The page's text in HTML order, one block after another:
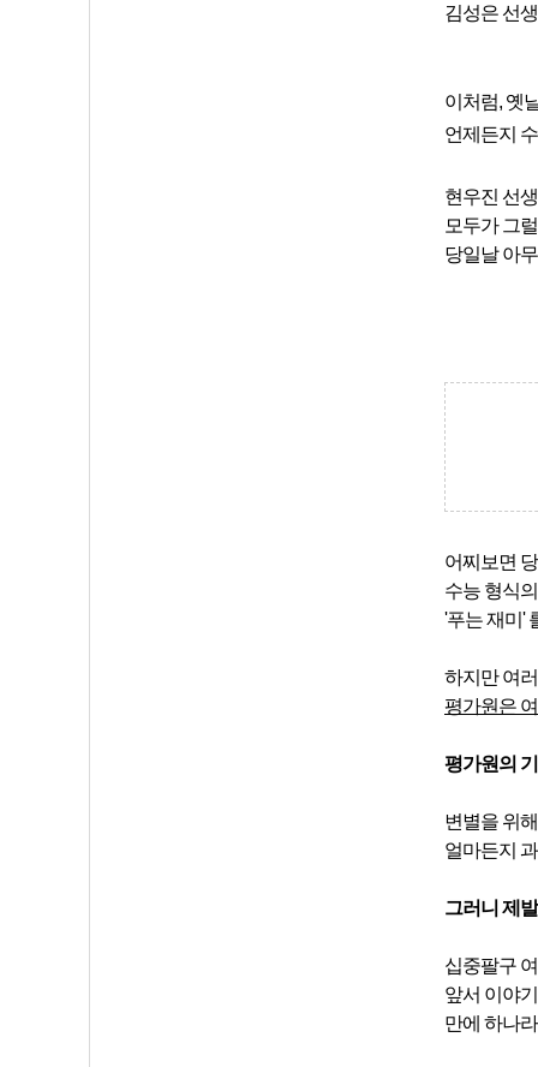
김성은 선
이처럼, 옛
언제든지
현우진 선
모두가 그
당일날 아
어찌보면
수능 형식
'푸는 재미'
하지만 여
평가원은
평가원의
변별을 위
얼마든지
그러니 제
십중팔구
앞서 이야
만에 하나